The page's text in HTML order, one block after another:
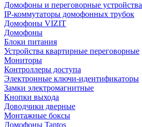
Домофоны и переговорные устройства
IP-коммутаторы домофонных трубок
Домофоны VIZIT
Домофоны
Блоки питания
Устройства квартирные переговорные
Мониторы
Контроллеры доступа
Электронные ключи-идентификаторы
Замки электромагнитные
Кнопки выхода
Доводчики дверные
Монтажные боксы
Домофоны Tantos